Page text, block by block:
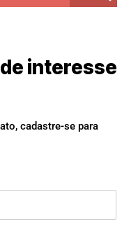
interesse
cadastre-se para